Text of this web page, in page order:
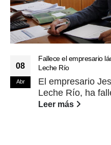
08
Abr
Fallece el empresario
Leche Río
El empresario
Leche Río, ha
Leer más